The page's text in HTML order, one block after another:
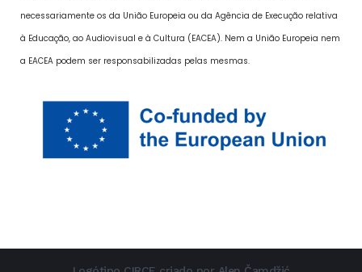
necessariamente os da União Europeia ou da Agência de Execução relativa
à Educação, ao Audiovisual e à Cultura (EACEA). Nem a União Europeia nem
a EACEA podem ser responsabilizadas pelas mesmas.